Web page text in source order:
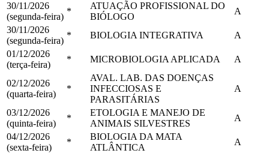
30/11/2026
(segunda-feira)
*
ATUAÇÃO PROFISSIONAL DO
BIÓLOGO
A
30/11/2026
(segunda-feira)
* BIOLOGIA INTEGRATIVA
A
01/12/2026
(terça-feira)
* MICROBIOLOGIA APLICADA A
02/12/2026
(quarta-feira)
*
AVAL. LAB. DAS DOENÇAS
INFECCIOSAS E
PARASITÁRIAS
A
03/12/2026
(quinta-feira)
*
ETOLOGIA E MANEJO DE
ANIMAIS SILVESTRES
A
04/12/2026
(sexta-feira)
*
BIOLOGIA DA MATA
ATLÂNTICA
A